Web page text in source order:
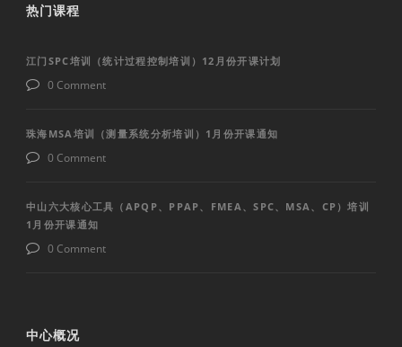
热门课程
江门SPC培训（统计过程控制培训）12月份开课计划
0 Comment
珠海MSA培训（测量系统分析培训）1月份开课通知
0 Comment
中山六大核心工具（APQP、PPAP、FMEA、SPC、MSA、CP）培训
1月份开课通知
0 Comment
中心概况